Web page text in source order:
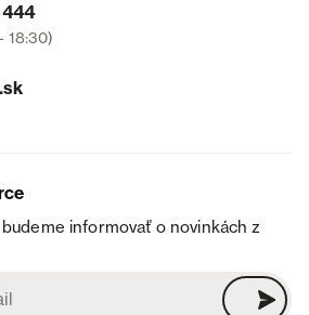
18:30)
informovať o novinkách z